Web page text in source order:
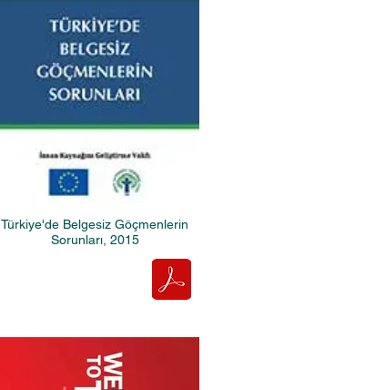
Türkiye'de Belgesiz Göçmenlerin
Sorunları, 2015